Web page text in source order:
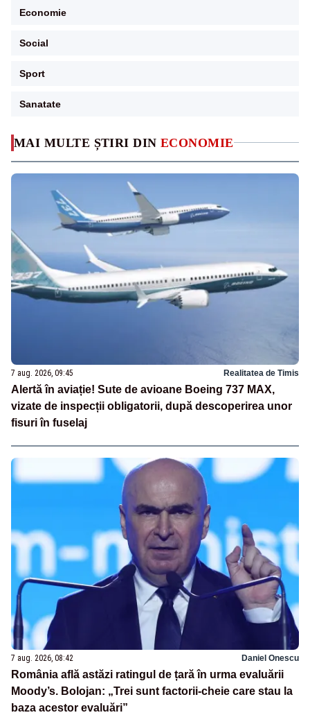
MAI MULTE ȘTIRI DIN ECONOMIE
7 aug. 2026, 09:45 Realitatea de Timis
Alertă în aviație! Sute de avioane Boeing 737 MAX,
vizate de inspecții obligatorii, după descoperirea unor
fisuri în fuselaj
7 aug. 2026, 08:42 Daniel Onescu
România află astăzi ratingul de țară în urma evaluării
Moody’s. Bolojan: „Trei sunt factorii-cheie care stau la
baza acestor evaluări”
Economie
Social
Sport
Sanatate